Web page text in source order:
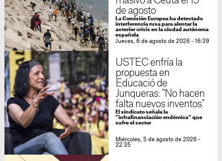
de agosto
La Comisión Europea ha detectado
interferencia rusa para alentar la
anterior crisis en la ciudad autónoma
española
Jueves, 6 de agosto de 2026 - 16:39
USTEC enfría la
propuesta en
Educació de
Junqueras: "No hacen
falta nuevos inventos"
El sindicato señala la
"infrafinanciación endémica" que
sufre el sector
Miércoles, 5 de agosto de 2026 -
22:35